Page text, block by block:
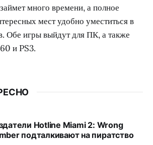
много времени, а полное
мест удобно уместиться в
Обе игры выйдут для ПК, а также
и PS3.
Hotline Miami 2: Wrong
подталкивают на пиратство